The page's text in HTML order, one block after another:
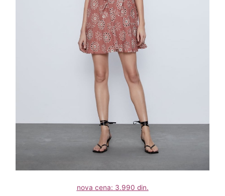
nova cena: 3.990 din.